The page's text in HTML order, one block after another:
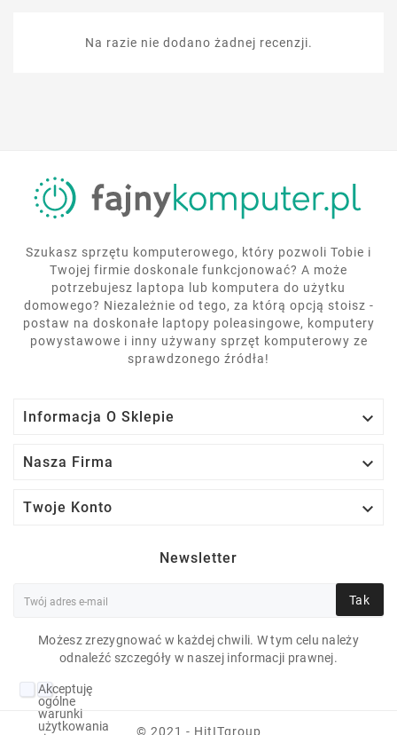
Na razie nie dodano żadnej recenzji.
Szukasz sprzętu komputerowego, który pozwoli Tobie i
Twojej firmie doskonale funkcjonować? A może
potrzebujesz laptopa lub komputera do użytku
domowego? Niezależnie od tego, za którą opcją stoisz -
postaw na doskonałe laptopy poleasingowe, komputery
powystawowe i inny używany sprzęt komputerowy ze
sprawdzonego źródła!
Informacja O Sklepie 
Nasza Firma 
Twoje Konto 
Newsletter
Tak
Możesz zrezygnować w każdej chwili. W tym celu należy
odnaleźć szczegóły w naszej informacji prawnej.
Akceptuję
ogólne
warunki
użytkowania
© 2021 - HitITgroup